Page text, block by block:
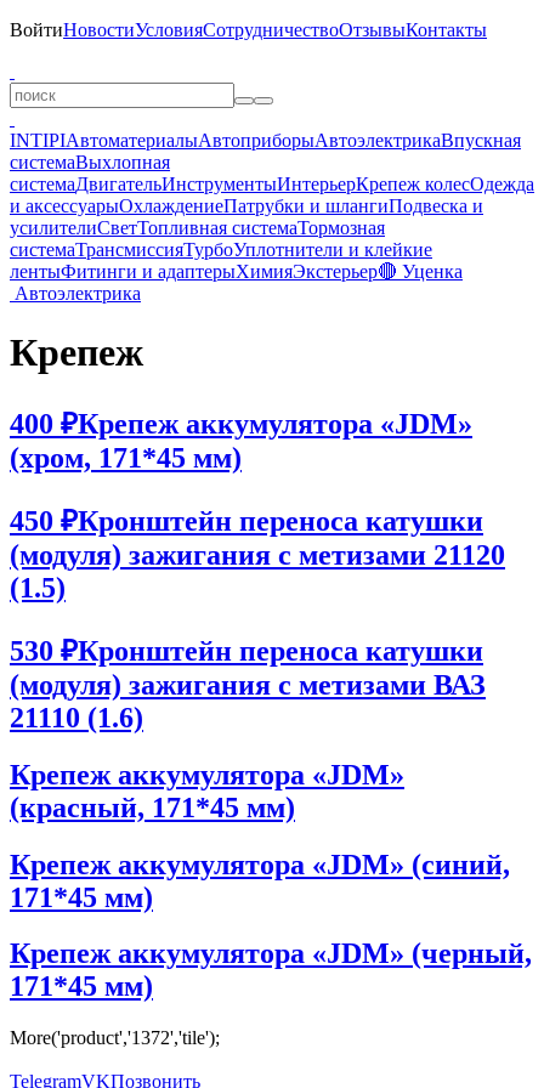
ВойтиНовостиУсловияСотрудничествоОтзывыКонтакты
INTIPIАвтоматериалыАвтоприборыАвтоэлектрикаВпускная
системаВыхлопная
системаДвигательИнструментыИнтерьерКрепеж колесОдежда
и аксессуарыОхлаждениеПатрубки и шлангиПодвеска и
усилителиСветТопливная системаТормозная
системаТрансмиссияТурбоУплотнители и клейкие
лентыФитинги и адаптерыХимияЭкстерьер🔴 Уценка
Автоэлектрика
Крепеж
400 ₽Крепеж аккумулятора «JDM»
(хром, 171*45 мм)
450 ₽Кронштейн переноса катушки
(модуля) зажигания c метизами 21120
(1.5)
530 ₽Кронштейн переноса катушки
(модуля) зажигания с метизами ВАЗ
21110 (1.6)
Крепеж аккумулятора «JDM»
(красный, 171*45 мм)
Крепеж аккумулятора «JDM» (синий,
171*45 мм)
Крепеж аккумулятора «JDM» (черный,
171*45 мм)
More('product','1372','tile');
TelegramVKПозвонить